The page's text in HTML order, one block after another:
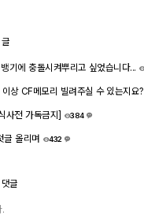
기에 충돌시켜뿌리고 싶었습니다...
상 CF메모리 빌려주실 수 있는지요?
사전 가독금지]
384
글 올리며
432
글
.